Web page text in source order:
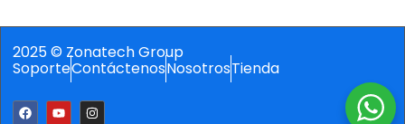
2025 © Zonatech Group
SoporteContáctenosNosotrosTienda